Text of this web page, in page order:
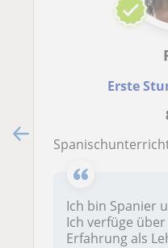
Erste
Spanischunterricht.
Ich bin Spanier
Ich verfüge
Erfahrung als